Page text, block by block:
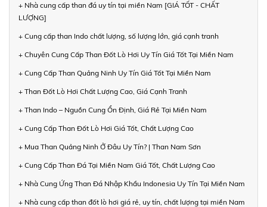
+ Nhà cung cấp than đá uy tín tại miền Nam [GIÁ TỐT - CHẤT
LƯỢNG]
+ Cung cấp than Indo chất lượng, số lượng lớn, giá cạnh tranh
+ Chuyên Cung Cấp Than Đốt Lò Hơi Uy Tín Giá Tốt Tại Miền Nam
+ Cung Cấp Than Quảng Ninh Uy Tín Giá Tốt Tại Miền Nam
+ Than Đốt Lò Hơi Chất Lượng Cao, Giá Cạnh Tranh
+ Than Indo – Nguồn Cung Ổn Định, Giá Rẻ Tại Miền Nam
+ Cung Cấp Than Đốt Lò Hơi Giá Tốt, Chất Lượng Cao
+ Mua Than Quảng Ninh Ở Đâu Uy Tín? | Than Nam Sơn
+ Cung Cấp Than Đá Tại Miền Nam Giá Tốt, Chất Lượng Cao
+ Nhà Cung Ứng Than Đá Nhập Khẩu Indonesia Uy Tín Tại Miền Nam
+ Nhà cung cấp than đốt lò hơi giá rẻ, uy tín, chất lượng tại miền Nam